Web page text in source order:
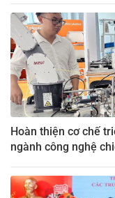
Hoàn thiện cơ chế
ngành công nghệ